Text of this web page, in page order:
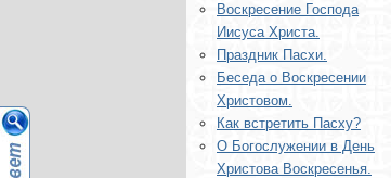
Воскреcение Господа
Иисуса Христа.
Праздник Пасхи.
Беседа о Воскресении
Христовом.
Как встретить Пасху?
О Богослужении в День
Христова Воскресенья.